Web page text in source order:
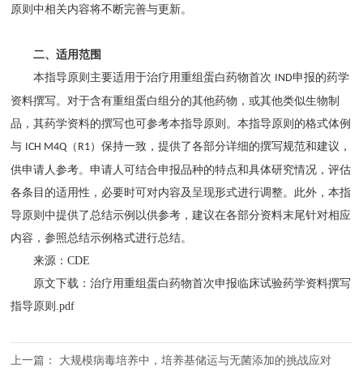
原则中相关内容将不断完善与更新。
二、适用范围
本指导原则主要适用于治疗用重组蛋白药物首次 IND申报的药学
资料撰写。对于含有重组蛋白组分的其他药物，或其他类似生物制
品，其药学资料的撰写也可参考本指导原则。本指导原则的格式体例
与 ICH M4Q （ R1）保持一致，提供了各部分详细的撰写规范和建议，
供申请人参考。申请人可结合申报品种的特点和具体研究情况，评估
各条目的适用性，必要时可对内容及呈现形式进行调整。此外，本指
导原则中提供了总结示例以供参考，建议在各部分资料末尾针对相应
内容，参照总结示例格式进行总结。
来源：CDE
原文下载：治疗用重组蛋白药物首次申报临床试验药学资料撰写
指导原则.pdf
上一篇： 大规模病毒培养中，培养基储运与无菌添加的挑战应对